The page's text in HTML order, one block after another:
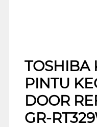
TOSHIBA
PINTU
DOOR
GR-